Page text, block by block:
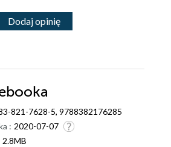
Dodaj opinię
821-7628-5, 9788382176285
: 2020-07-07
2.8MB